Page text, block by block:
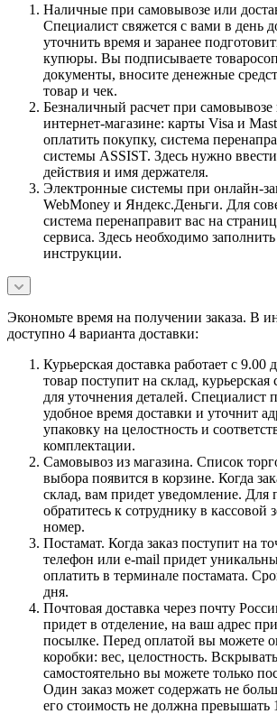
Наличные при самовывозе или
Специалист свяжется с вами в день
уточнить время и заранее
купюры. Вы подписываете
документы, вносите денежные
товар и чек.
Безналичный расчет при
интернет-магазине: карты Visa и
оплатить покупку, система
системы ASSIST. Здесь нужно
действия и имя держателя.
Электронные системы при онлайн-
WebMoney и Яндекс.Деньги. Для
система перенаправит вас на
сервиса. Здесь необходимо
инструкции.
Экономьте время на получении заказа. В
доступно 4 варианта доставки:
Курьерская доставка работает с 9.00
товар поступит на склад, курьерская
для уточнения деталей. Специалист
удобное время доставки и уточнит
упаковку на целостность и
комплектации.
Самовывоз из магазина. Список
выбора появится в корзине. Когда
склад, вам придет уведомление. Для
обратитесь к сотруднику в кассовой
номер.
Постамат. Когда заказ поступит на
телефон или e-mail придет
оплатить в терминале постамата.
дня.
Почтовая доставка через почту
придет в отделение, на ваш адрес
посылке. Перед оплатой вы можете
коробки: вес, целостность.
самостоятельно вы можете только
Один заказ может содержать не
его стоимость не должна превышать